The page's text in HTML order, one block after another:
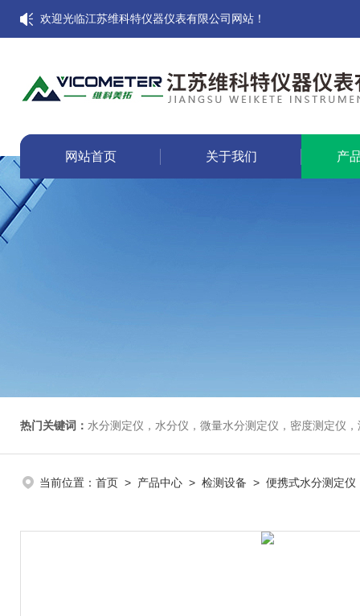
欢迎光临江苏维科特仪器仪表有限公司网站！
网站首页 关于我们 产
热门关键词： 水分测定仪，水分仪，微量水分测定仪，密度测定仪
当前位置： 首页 > 产品中心 > 检测设备 > 便携式水分测定仪